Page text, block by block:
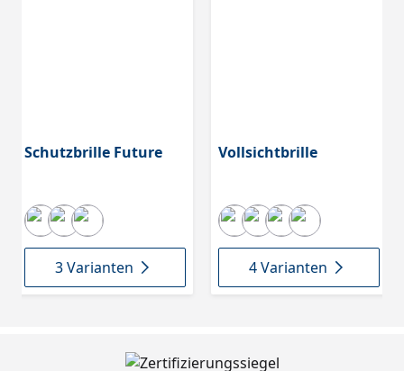
Schutzbrille Future
3 Varianten
Vollsichtbrille
4 Varianten